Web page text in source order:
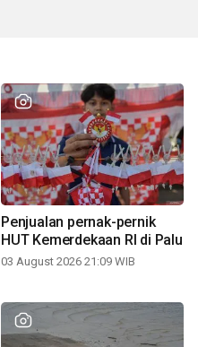
Penjualan pernak-pernik
HUT Kemerdekaan RI di Palu
03 August 2026 21:09 WIB